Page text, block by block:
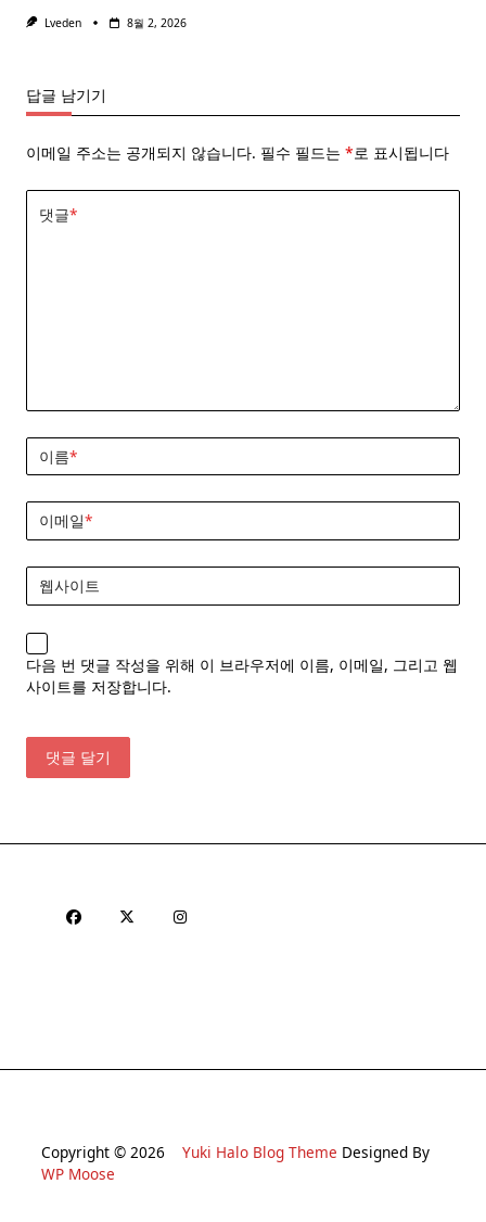
Lveden 8월 2, 2026
답글 남기기
이메일 주소는 공개되지 않습니다. 필수 필드는 *로 표시됩니다
댓글*
이름*
이메일*
웹사이트
다음 번 댓글 작성을 위해 이 브라우저에 이름, 이메일, 그리고 웹
사이트를 저장합니다.
Copyright © 2026 Yuki Halo Blog Theme Designed By
WP Moose